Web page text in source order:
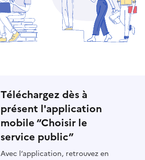
Téléchargez dès à
présent l'application
mobile “Choisir le
service public”
Avec l’application, retrouvez en